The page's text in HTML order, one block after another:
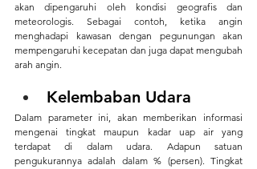
akan dipengaruhi oleh kondisi geografis dan
meteorologis. Sebagai contoh, ketika angin
menghadapi kawasan dengan pegunungan akan
mempengaruhi kecepatan dan juga dapat mengubah
arah angin.
Kelembaban Udara
Dalam parameter ini, akan memberikan informasi
mengenai tingkat maupun kadar uap air yang
terdapat di dalam udara. Adapun satuan
pengukurannya adalah dalam % (persen). Tingkat